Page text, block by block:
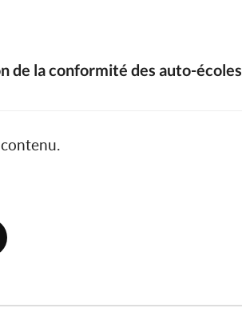
de la conformité des auto-écoles